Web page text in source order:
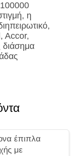
η
Accor,
έπιπλα
με